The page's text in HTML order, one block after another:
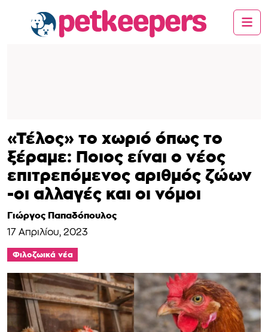
«Τέλος» το χωριό όπως το
ξέραμε: Ποιος είναι ο νέος
επιτρεπόμενος αριθμός ζώων
-οι αλλαγές και οι νόμοι
Γιώργος Παπαδόπουλος
17 Απριλίου, 2023
Φιλοζωικά νέα